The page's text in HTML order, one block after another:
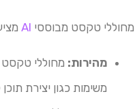
מחוללי טקסט מבוססי AI
מהירות:
משימות כגון יצירת